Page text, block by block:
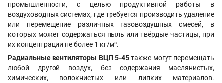
промышленности, с целью продуктивной работы в
воздуховодных системах, где требуется производить удаление
или перемещение различных газовоздушных смесей, в
которых может содержаться пыль или твёрдые частицы, при
их концентрации не более 1 кг/м³.
Радиальные вентиляторы ВЦП 5-45также могут перемещать
любой другой воздух, без содержания маслянистых,
химических, волокнистых или липких материалов.